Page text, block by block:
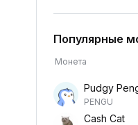
Популярные
Монета
Pudgy
PENGU
Cash Cat